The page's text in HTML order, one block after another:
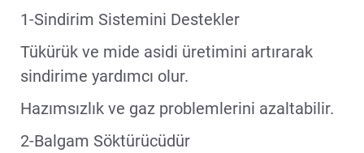
1-Sindirim Sistemini Destekler
Tükürük ve mide asidi üretimini artırarak
sindirime yardımcı olur.
Hazımsızlık ve gaz problemlerini azaltabilir.
2-Balgam Söktürücüdür